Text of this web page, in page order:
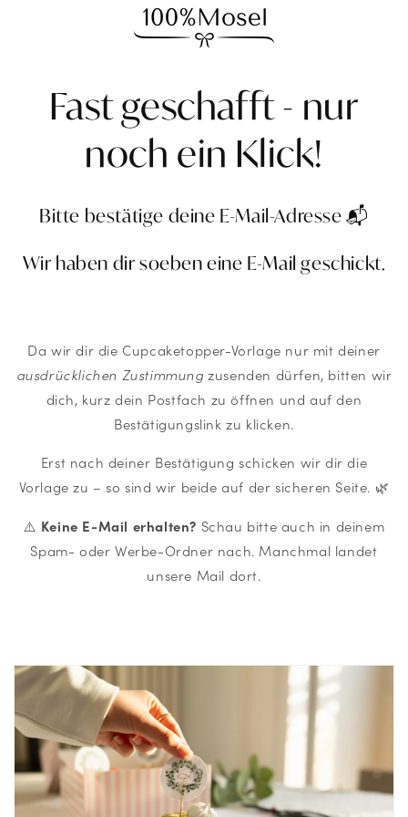
Fast geschafft - nur
noch ein Klick!
Bitte bestätige deine E-Mail-Adresse 📬
Wir haben dir soeben eine E-Mail geschickt.
Da wir dir die Cupcaketopper-Vorlage nur mit deiner
ausdrücklichen Zustimmungzusenden dürfen, bitten wir
dich, kurz dein Postfach zu öffnen und auf den
Bestätigungslink zu klicken.
Erst nach deiner Bestätigung schicken wir dir die
Vorlage zu – so sind wir beide auf der sicheren Seite. 🌿
⚠️ Keine E-Mail erhalten? Schau bitte auch in deinem
Spam- oder Werbe-Ordner nach. Manchmal landet
unsere Mail dort.